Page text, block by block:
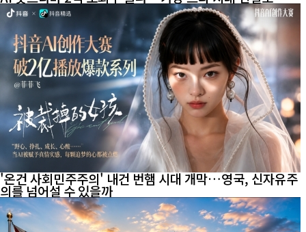
'온건 사회민주주의' 내건 번햄 시대 개막…영국, 신자유주
의를 넘어설 수 있을까